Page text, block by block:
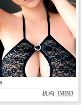
机构: IMBD